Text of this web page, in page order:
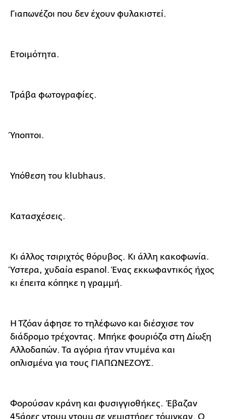
Γιαπωνέζοι που δεν έχουν φυλακιστεί.
Ετοιμότητα.
Τράβα φωτογραφίες.
Ύποπτοι.
Υπόθεση του klubhaus.
Κατασχέσεις.
Κι άλλος τσιριχτός θόρυβος. Κι άλλη κακοφωνία.
Ύστερα, χυδαία espanol. Ένας εκκωφαντικός ήχος
κι έπειτα κόπηκε η γραμμή.
Η Τζόαν άφησε το τηλέφωνο και διέσχισε τον
διάδρομο τρέχοντας. Μπήκε φουριόζα στη Δίωξη
Αλλοδαπών. Τα αγόρια ήταν ντυμένα και
οπλισμένα για τους ΓΙΑΠΩΝΕΖΟΥΣ.
Φορούσαν κράνη και φυσιγγιοθήκες. Έβαζαν
45άρες ντουμ ντουμ σε γεμιστήρες τόμιγκαν. Ο